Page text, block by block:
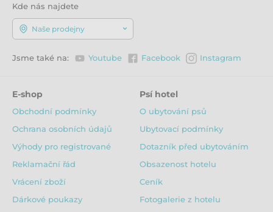
Kde nás najdete
Naše prodejny
Jsme také na: Youtube Facebook Instagram
E-shop
Obchodní podmínky
Ochrana osobních údajů
Výhody pro registrované
Reklamační řád
Vrácení zboží
Dárkové poukazy
Psí hotel
O ubytování psů
Ubytovací podmínky
Dotazník před ubytováním
Obsazenost hotelu
Ceník
Fotogalerie z hotelu